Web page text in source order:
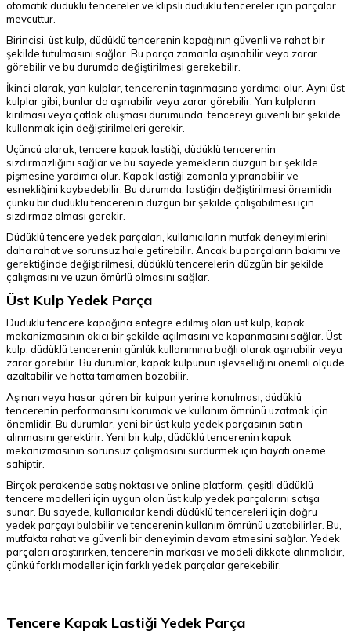
otomatik düdüklü tencereler ve klipsli düdüklü tencereler için parçalar
mevcuttur.
Birincisi, üst kulp, düdüklü tencerenin kapağının güvenli ve rahat bir
şekilde tutulmasını sağlar. Bu parça zamanla aşınabilir veya zarar
görebilir ve bu durumda değiştirilmesi gerekebilir.
İkinci olarak, yan kulplar, tencerenin taşınmasına yardımcı olur. Aynı üst
kulplar gibi, bunlar da aşınabilir veya zarar görebilir. Yan kulpların
kırılması veya çatlak oluşması durumunda, tencereyi güvenli bir şekilde
kullanmak için değiştirilmeleri gerekir.
Üçüncü olarak, tencere kapak lastiği, düdüklü tencerenin
sızdırmazlığını sağlar ve bu sayede yemeklerin düzgün bir şekilde
pişmesine yardımcı olur. Kapak lastiği zamanla yıpranabilir ve
esnekliğini kaybedebilir. Bu durumda, lastiğin değiştirilmesi önemlidir
çünkü bir düdüklü tencerenin düzgün bir şekilde çalışabilmesi için
sızdırmaz olması gerekir.
Düdüklü tencere yedek parçaları, kullanıcıların mutfak deneyimlerini
daha rahat ve sorunsuz hale getirebilir. Ancak bu parçaların bakımı ve
gerektiğinde değiştirilmesi, düdüklü tencerelerin düzgün bir şekilde
çalışmasını ve uzun ömürlü olmasını sağlar.
Üst Kulp Yedek Parça
Düdüklü tencere kapağına entegre edilmiş olan üst kulp, kapak
mekanizmasının akıcı bir şekilde açılmasını ve kapanmasını sağlar. Üst
kulp, düdüklü tencerenin günlük kullanımına bağlı olarak aşınabilir veya
zarar görebilir. Bu durumlar, kapak kulpunun işlevselliğini önemli ölçüde
azaltabilir ve hatta tamamen bozabilir.
Aşınan veya hasar gören bir kulpun yerine konulması, düdüklü
tencerenin performansını korumak ve kullanım ömrünü uzatmak için
önemlidir. Bu durumlar, yeni bir üst kulp yedek parçasının satın
alınmasını gerektirir. Yeni bir kulp, düdüklü tencerenin kapak
mekanizmasının sorunsuz çalışmasını sürdürmek için hayati öneme
sahiptir.
Birçok perakende satış noktası ve online platform, çeşitli düdüklü
tencere modelleri için uygun olan üst kulp yedek parçalarını satışa
sunar. Bu sayede, kullanıcılar kendi düdüklü tencereleri için doğru
yedek parçayı bulabilir ve tencerenin kullanım ömrünü uzatabilirler. Bu,
mutfakta rahat ve güvenli bir deneyimin devam etmesini sağlar. Yedek
parçaları araştırırken, tencerenin markası ve modeli dikkate alınmalıdır,
çünkü farklı modeller için farklı yedek parçalar gerekebilir.
Tencere Kapak Lastiği Yedek Parça